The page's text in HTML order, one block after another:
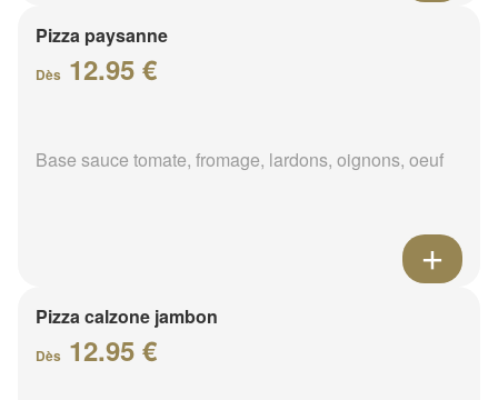
Pizza paysanne
Dès 12.95 €
Base sauce tomate, fromage, lardons, oignons, oeuf
Pizza calzone jambon
Dès 12.95 €